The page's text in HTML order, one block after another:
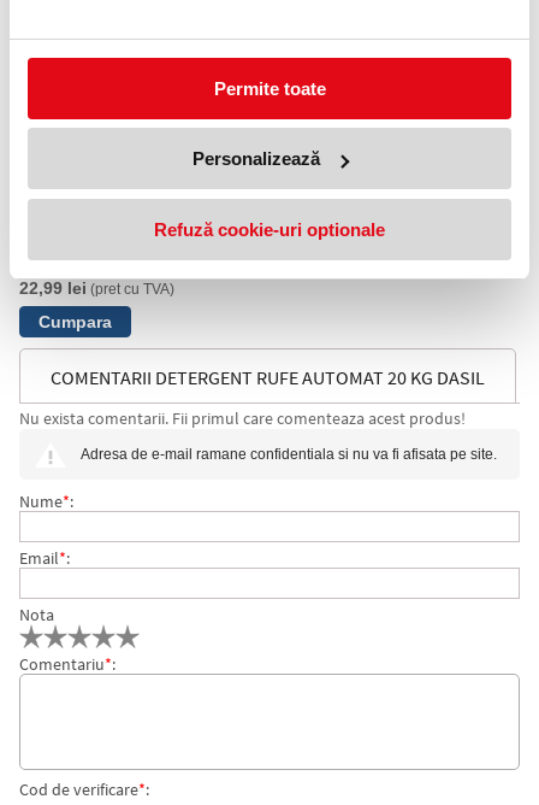
Permite toate
Personalizează
Refuză cookie-uri optionale
Detergent rufe lichid 1.5l Dasil
Gel
22,99 lei (pret cu TVA)
COMENTARII DETERGENT RUFE AUTOMAT 20 KG DASIL
Nu exista comentarii. Fii primul care comenteaza acest produs!
Adresa de e-mail ramane confidentiala si nu va fi afisata pe site.
Nume*:
Email*:
Nota
Comentariu*:
Cod de verificare*: